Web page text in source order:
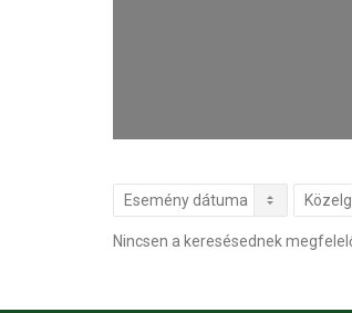
Nincsen a keresésednek